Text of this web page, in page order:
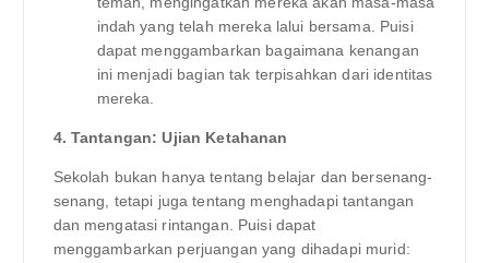
indah yang telah mereka lalui bersama. Puisi
dapat menggambarkan bagaimana kenangan
ini menjadi bagian tak terpisahkan dari identitas
mereka.
4. Tantangan: Ujian Ketahanan
Sekolah bukan hanya tentang belajar dan bersenang-
senang, tetapi juga tentang menghadapi tantangan
dan mengatasi rintangan. Puisi dapat
menggambarkan perjuangan yang dihadapi murid: